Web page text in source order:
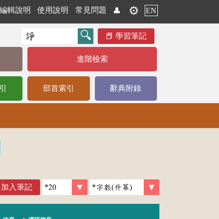
編輯說明 使用說明 常見問題 👤 ⚙️ EN
學習筆記
進階檢索
部首索引 辭典附錄
加入筆記